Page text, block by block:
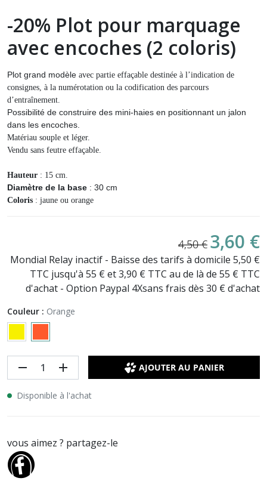
-20% Plot pour marquage
avec encoches (2 coloris)
Plot grand modèle avec partie effaçable destinée à l’indication de
consignes, à la numérotation ou la codification des parcours
d’entraînement.
Possibilité de construire des mini-haies en positionnant un jalon
dans les encoches.
Matériau souple et léger.
Vendu sans feutre effaçable.
Hauteur : 15 cm.
Diamètre de la base : 30 cm
Coloris : jaune ou orange
4,50 € 3,60 €
Mondial Relay inactif - Baisse des tarifs à domicile 5,50 €
TTC jusqu'à 55 € et 3,90 € TTC au de là de 55 € TTC
d'achat - Option Paypal 4Xsans frais dès 30 € d'achat
Couleur : Orange
remove add AJOUTER AU PANIER
Disponible à l'achat
vous aimez ? partagez-le